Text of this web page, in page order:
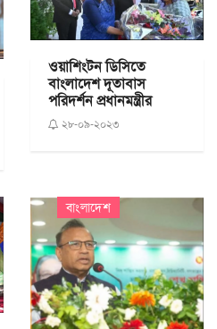
ওয়াশিংটন ডিসিতে
বাংলাদেশ দূতাবাস
পরিদর্শন প্রধানমন্ত্রীর
২৮-০৯-২০২৩
বাংলাদেশ